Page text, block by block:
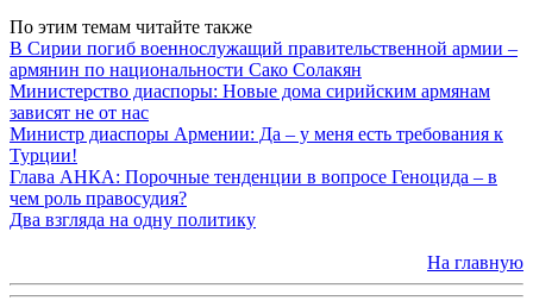
По этим темам читайте также
В Сирии погиб военнослужащий правительственной армии –
армянин по национальности Сако Солакян
Министерство диаспоры: Новые дома сирийским армянам
зависят не от нас
Министр диаспоры Армении: Да – у меня есть требования к
Турции!
Глава АНКА: Порочные тенденции в вопросе Геноцида – в
чем роль правосудия?
Два взгляда на одну политику
На главную